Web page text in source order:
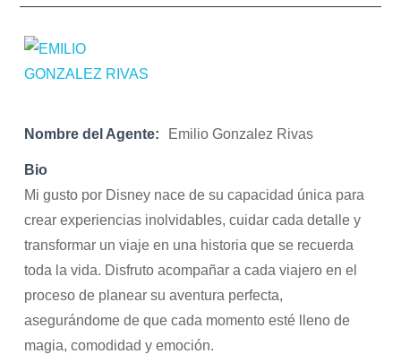
Nombre del Agente: Emilio Gonzalez Rivas
Bio
Mi gusto por Disney nace de su capacidad única para
crear experiencias inolvidables, cuidar cada detalle y
transformar un viaje en una historia que se recuerda
toda la vida. Disfruto acompañar a cada viajero en el
proceso de planear su aventura perfecta,
asegurándome de que cada momento esté lleno de
magia, comodidad y emoción.